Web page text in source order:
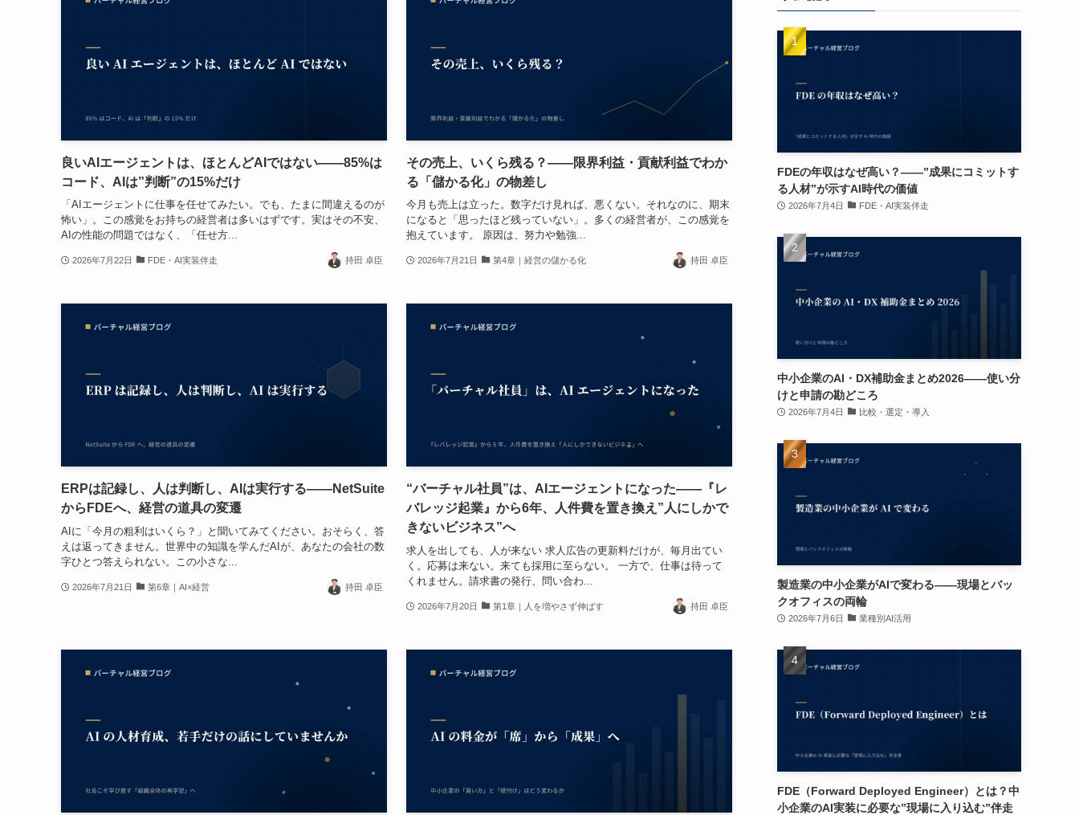
良いAIエージェントは、ほとんどAIではない——85%は
コード、AIは”判断”の15%だけ
「AIエージェントに仕事を任せてみたい。でも、たまに間違えるのが
怖い」。この感覚をお持ちの経営者は多いはずです。実はその不安、
AIの性能の問題ではなく、「任せ方...
2026年7月22日 FDE・AI実装伴走 持田 卓臣
その売上、いくら残る？——限界利益・貢献利益でわか
る「儲かる化」の物差し
今月も売上は立った。数字だけ見れば、悪くない。それなのに、期末
になると「思ったほど残っていない」。多くの経営者が、この感覚を
抱えています。 原因は、努力や勉強...
2026年7月21日 第4章｜経営の儲かる化 持田 卓臣
ERPは記録し、人は判断し、AIは実行する——NetSuite
からFDEへ、経営の道具の変遷
AIに「今月の粗利はいくら？」と聞いてみてください。おそらく、答
えは返ってきません。世界中の知識を学んだAIが、あなたの会社の数
字ひとつ答えられない。この小さな...
2026年7月21日 第6章｜AI×経営 持田 卓臣
“バーチャル社員”は、AIエージェントになった——『レ
バレッジ起業』から6年、人件費を置き換え”人にしかで
きないビジネス”へ
求人を出しても、人が来ない 求人広告の更新料だけが、毎月出てい
く。応募は来ない。来ても採用に至らない。 一方で、仕事は待って
くれません。請求書の発行、問い合わ...
2026年7月20日 第1章｜人を増やさず伸ばす 持田 卓臣
FDEの年収はなぜ高い？——”成果にコミットす
る人材”が示すAI時代の価値
2026年7月4日 FDE・AI実装伴走
中小企業のAI・DX補助金まとめ2026——使い分
けと申請の勘どころ
2026年7月4日 比較・選定・導入
製造業の中小企業がAIで変わる——現場とバッ
クオフィスの両輪
2026年7月6日 業種別AI活用
FDE（Forward Deployed Engineer）とは？中
小企業のAI実装に必要な”現場に入り込む”伴走